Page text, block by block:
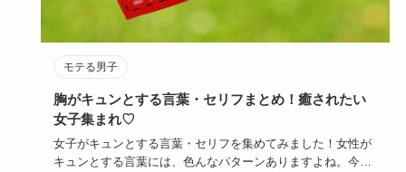
モテる男子
胸がキュンとする言葉・セリフまとめ！癒されたい
女子集まれ♡
女子がキュンとする言葉・セリフを集めてみました！女性が
キュンとする言葉には、色んなパターンありますよね。今回